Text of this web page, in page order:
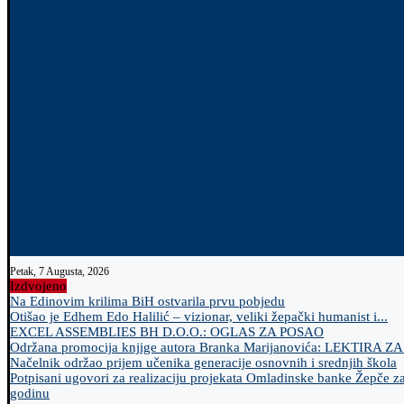
Petak, 7 Augusta, 2026
Izdvojeno
Na Edinovim krilima BiH ostvarila prvu pobjedu
Otišao je Edhem Edo Halilić – vizionar, veliki žepački humanist i...
EXCEL ASSEMBLIES BH D.O.O.: OGLAS ZA POSAO
Održana promocija knjige autora Branka Marijanovića: LEKTIRA
Načelnik održao prijem učenika generacije osnovnih i srednjih škola
Potpisani ugovori za realizaciju projekata Omladinske banke Žepče
godinu